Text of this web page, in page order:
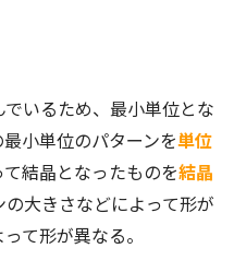
いるため、最小単位とな
小単位のパターンを単位
結晶となったものを結晶
大きさなどによって形が
て形が異なる。